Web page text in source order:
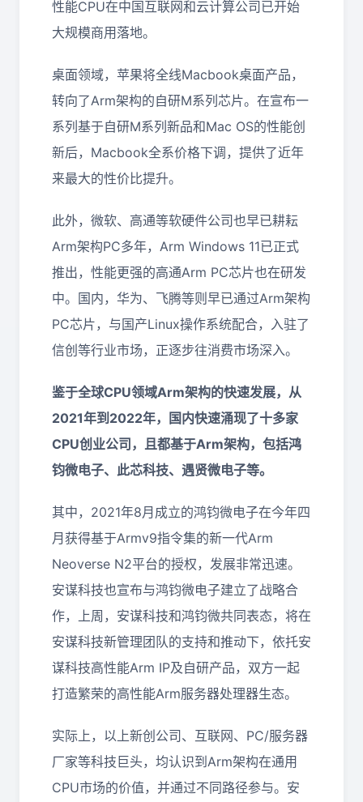
性能CPU在中国互联网和云计算公司已开始
大规模商用落地。
桌面领域，苹果将全线Macbook桌面产品，
转向了Arm架构的自研M系列芯片。在宣布一
系列基于自研M系列新品和Mac OS的性能创
新后，Macbook全系价格下调，提供了近年
来最大的性价比提升。
此外，微软、高通等软硬件公司也早已耕耘
Arm架构PC多年，Arm Windows 11已正式
推出，性能更强的高通Arm PC芯片也在研发
中。国内，华为、飞腾等则早已通过Arm架构
PC芯片，与国产Linux操作系统配合，入驻了
信创等行业市场，正逐步往消费市场深入。
鉴于全球CPU领域Arm架构的快速发展，从
2021年到2022年，国内快速涌现了十多家
CPU创业公司，且都基于Arm架构，包括鸿
钧微电子、此芯科技、遇贤微电子等。
其中，2021年8月成立的鸿钧微电子在今年四
月获得基于Armv9指令集的新一代Arm
Neoverse N2平台的授权，发展非常迅速。
安谋科技也宣布与鸿钧微电子建立了战略合
作，上周，安谋科技和鸿钧微共同表态，将在
安谋科技新管理团队的支持和推动下，依托安
谋科技高性能Arm IP及自研产品，双方一起
打造繁荣的高性能Arm服务器处理器生态。
实际上，以上新创公司、互联网、PC/服务器
厂家等科技巨头，均认识到Arm架构在通用
CPU市场的价值，并通过不同路径参与。安